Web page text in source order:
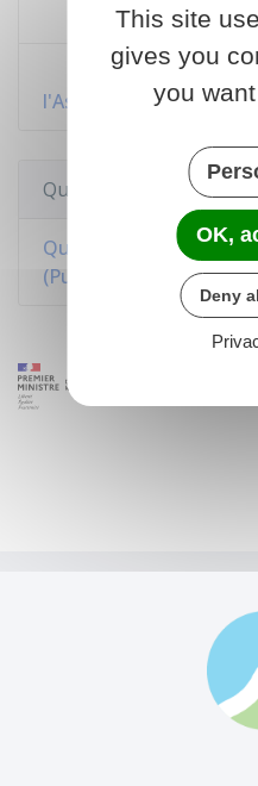
France Travail :
Demander
l'Assurance maladie
Questions ? Réponses !
Qu'est-ce que la
(Puma) ?
This site
gives you
you
OK,
Deny